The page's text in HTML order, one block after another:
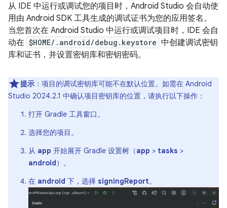
从 IDE 中运行或调试您的项目时，Android Studio 会自动使
用由 Android SDK 工具生成的调试证书为您的应用签名。
当您首次在 Android Studio 中运行或调试项目时，IDE 会自
动在 $HOME/.android/debug.keystore 中创建调试密钥
库和证书，并设置密钥库和密钥密码。
提示 ：项目的调试密钥库可能不在默认位置。如需在 Android
Studio 2024.2.1 中确认项目密钥库的位置，请执行以下操作：
打开 Gradle 工具窗口。
选择您的项目。
从 app 开始展开 Gradle 设置树（app > tasks >
android）。
在 android 下，选择 signingReport。